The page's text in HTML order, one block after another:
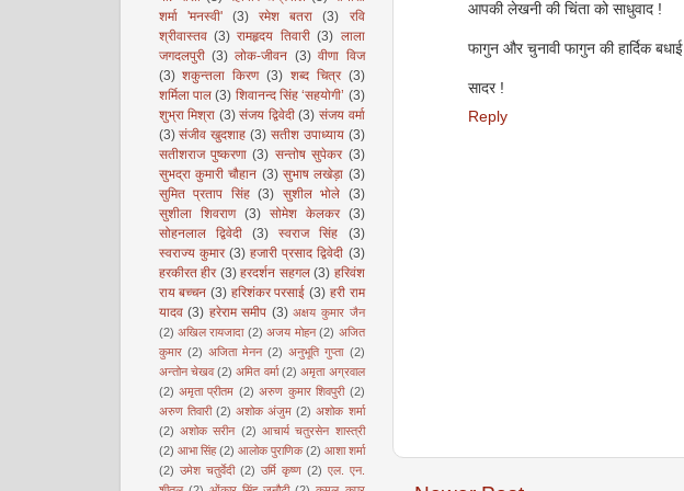
आपकी लेखनी की चिंता को साधुवाद !
फागुन और चुनावी फागुन की हार्दिक बधाई
सादर !
Reply
शर्मा 'मनस्वी'
(3) रमेश बतरा (3)
रवि
श्रीवास्तव (3) रामहृदय तिवारी (3) लाला
जगदलपुरी (3) लोक-जीवन (3) वीणा विज
(3) शकुन्तला किरण (3) शब्द चित्र (3)
शर्मिला पाल (3) शिवानन्द सिंह ‘सहयोगी’ (3)
शुभ्रा मिश्रा (3) संजय द्विवेदी (3) संजय वर्मा
(3) संजीव खुदशाह (3) सतीश उपाध्याय (3)
सतीशराज पुष्करणा (3) सन्तोष सुपेकर (3)
सुभद्रा कुमारी चौहान (3) सुभाष लखेड़ा (3)
सुमित प्रताप सिंह (3) सुशील भोले (3)
सुशीला शिवराण
(3) सोमेश केलकर
(3)
सोहनलाल द्विवेदी
(3) स्वराज सिंह
(3)
स्वराज्य कुमार (3) हजारी प्रसाद द्विवेदी (3)
हरकीरत हीर (3) हरदर्शन सहगल (3) हरिवंश
राय बच्चन (3) हरिशंकर परसाई (3) हरी राम
यादव (3) हरेराम समीप (3) अक्षय कुमार जैन
(2) अखिल रायजादा (2) अजय मोहन (2) अजित
कुमार (2) अजिता मेनन (2) अनुभूति गुप्ता (2)
अन्तोन चेखव (2) अमित वर्मा (2) अमृता अग्रवाल
(2) अमृता प्रीतम (2) अरुण कुमार शिवपुरी (2)
अरुण तिवारी (2) अशोक अंजुम (2) अशोक शर्मा
(2) अशोक सरीन (2) आचार्य चतुरसेन शास्त्री
(2) आभा सिंह (2) आलोक पुराणिक (2) आशा शर्मा
(2) उमेश चतुर्वेदी (2) उर्मि कृष्ण (2) एल. एन.